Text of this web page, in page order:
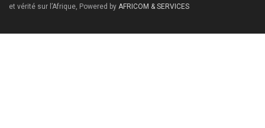
et vérité sur l’Afrique, Powered by AFRICOM & SERVICES